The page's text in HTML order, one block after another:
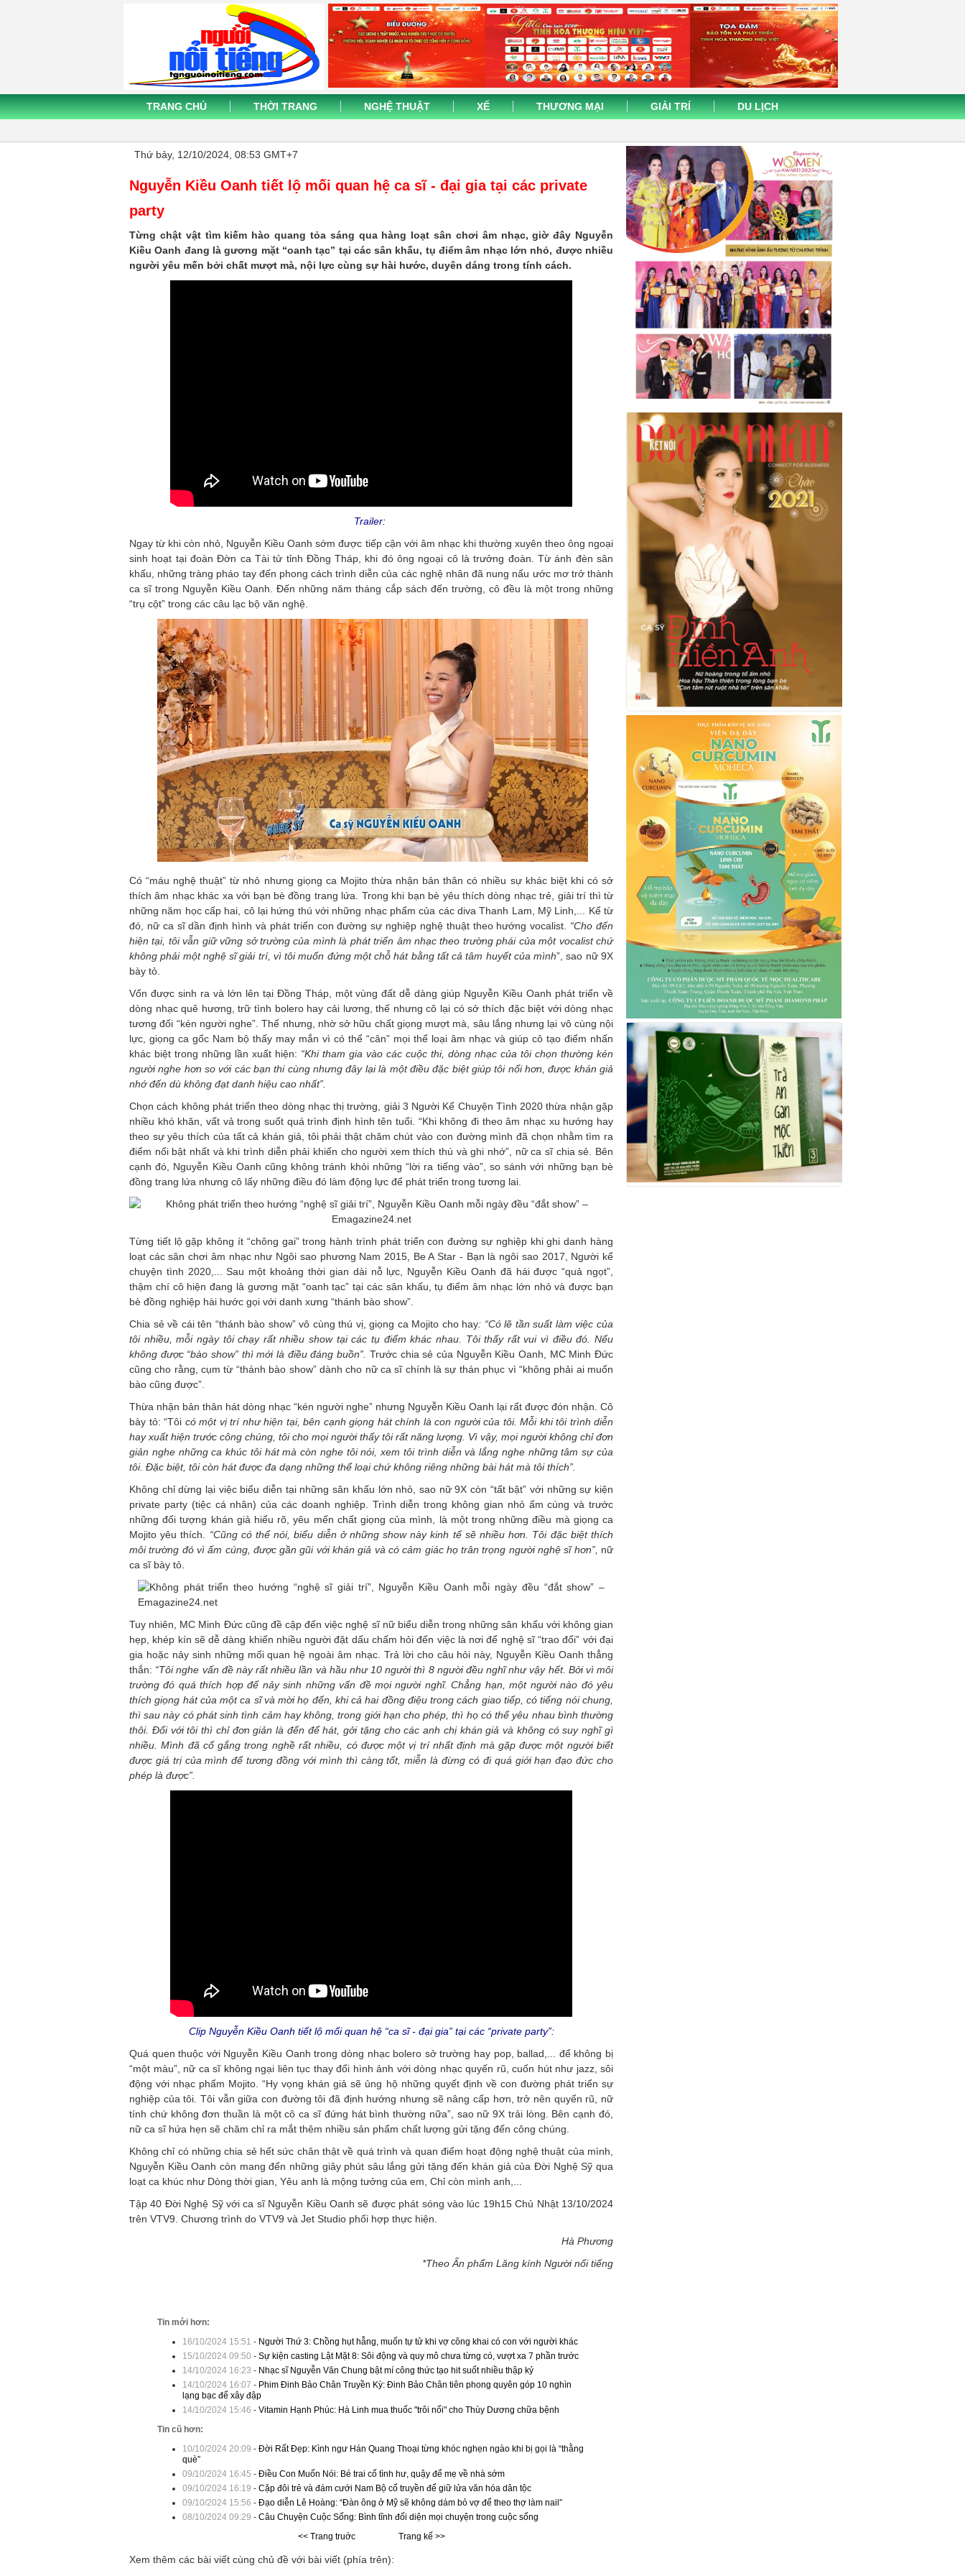
TRANG CHỦ THỜI TRANG NGHỆ THUẬT XẾ THƯƠNG MẠI GIẢI TRÍ DU LỊCH
Thứ bảy, 12/10/2024, 08:53 GMT+7
Nguyễn Kiều Oanh tiết lộ mối quan hệ ca sĩ - đại gia tại các private
party
Từng chật vật tìm kiếm hào quang tỏa sáng qua hàng loạt sân chơi âm nhạc, giờ đây Nguyễn
Kiều Oanh đang là gương mặt “oanh tạc” tại các sân khấu, tụ điểm âm nhạc lớn nhỏ, được nhiều
người yêu mến bởi chất mượt mà, nội lực cùng sự hài hước, duyên dáng trong tính cách.
Trailer:
Ngay từ khi còn nhỏ, Nguyễn Kiều Oanh sớm được tiếp cận với âm nhạc khi thường xuyên theo ông ngoại
sinh hoạt tại đoàn Đờn ca Tài tử tỉnh Đồng Tháp, khi đó ông ngoại cô là trưởng đoàn. Từ ánh đèn sân
khấu, những tràng pháo tay đến phong cách trình diễn của các nghệ nhân đã nung nấu ước mơ trở thành
ca sĩ trong Nguyễn Kiều Oanh. Đến những năm tháng cắp sách đến trường, cô đều là một trong những
“trụ cột” trong các câu lạc bộ văn nghệ.
Có “máu nghệ thuật” từ nhỏ nhưng giọng ca Mojito thừa nhận bản thân có nhiều sự khác biệt khi có sở
thích âm nhạc khác xa với bạn bè đồng trang lứa. Trong khi bạn bè yêu thích dòng nhạc trẻ, giải trí thì từ
những năm học cấp hai, cô lại hứng thú với những nhạc phẩm của các diva Thanh Lam, Mỹ Linh,... Kể từ
đó, nữ ca sĩ dần định hình và phát triển con đường sự nghiệp nghệ thuật theo hướng vocalist.
“Cho đến
hiện tại, tôi vẫn giữ vững sở trường của mình là phát triển âm nhạc theo trường phái của một vocalist chứ
không phải một nghệ sĩ giải trí, vì tôi muốn đứng một chỗ hát bằng tất cả tâm huyết của mình”, sao nữ 9X
bày tỏ.
Vốn được sinh ra và lớn lên tại Đồng Tháp, một vùng đất dễ dàng giúp Nguyễn Kiều Oanh phát triển về
dòng nhạc quê hương, trữ tình bolero hay cải lương, thế nhưng cô lại có sở thích đặc biệt với dòng nhạc
tương đối “kén người nghe”. Thế nhưng, nhờ sở hữu chất giọng mượt mà, sâu lắng nhưng lại vô cùng nội
lực, giọng ca gốc Nam bộ thấy may mắn vì có thể “cân” mọi thể loại âm nhạc và giúp cô tạo điểm nhấn
khác biệt trong những lần xuất hiện: “Khi tham gia vào các cuộc thi, dòng nhạc của tôi chọn thường kén
người nghe hơn so với các bạn thi cùng nhưng đây lại là một điều đặc biệt giúp tôi nổi hơn, được khán giả
nhớ đến dù không đạt danh hiệu cao nhất”.
Chọn cách không phát triển theo dòng nhạc thị trường, giải 3 Người Kể Chuyện Tình 2020 thừa nhận gặp
nhiều khó khăn, vất vả trong suốt quá trình định hình tên tuổi. “Khi không đi theo âm nhạc xu hướng hay
theo sự yêu thích của tất cả khán giả, tôi phải thật chăm chút vào con đường mình đã chọn nhằm tìm ra
điểm nổi bật nhất và khi trình diễn phải khiến cho người xem thích thú và ghi nhớ”, nữ ca sĩ chia sẻ. Bên
cạnh đó, Nguyễn Kiều Oanh cũng không tránh khỏi những “lời ra tiếng vào”, so sánh với những bạn bè
đồng trang lứa nhưng cô lấy những điều đó làm động lực để phát triển trong tương lai.
Từng tiết lộ gặp không ít “chông gai” trong hành trình phát triển con đường sự nghiệp khi ghi danh hàng
loạt các sân chơi âm nhạc như Ngôi sao phương Nam 2015, Be A Star - Bạn là ngôi sao 2017, Người kể
chuyện tình 2020,... Sau một khoảng thời gian dài nỗ lực, Nguyễn Kiều Oanh đã hái được “quả ngọt”,
thậm chí cô hiện đang là gương mặt “oanh tạc” tại các sân khấu, tụ điểm âm nhạc lớn nhỏ và được bạn
bè đồng nghiệp hài hước gọi với danh xưng “thánh bào show”.
Chia sẻ về cái tên “thánh bào show” vô cùng thú vị, giọng ca Mojito cho hay: “Có lẽ tần suất làm việc của
tôi nhiều, mỗi ngày tôi chạy rất nhiều show tại các tụ điểm khác nhau. Tôi thấy rất vui vì điều đó. Nếu
không được “bào show” thì mới là điều đáng buồn”. Trước chia sẻ của Nguyễn Kiều Oanh, MC Minh Đức
cũng cho rằng, cụm từ “thánh bào show” dành cho nữ ca sĩ chính là sự thán phục vì “không phải ai muốn
bào cũng được”.
Thừa nhận bản thân hát dòng nhạc “kén người nghe” nhưng Nguyễn Kiều Oanh lại rất được đón nhận. Cô
bày tỏ: “Tôi có một vị trí như hiện tại, bên cạnh giọng hát chính là con người của tôi. Mỗi khi tôi trình diễn
hay xuất hiện trước công chúng, tôi cho mọi người thấy tôi rất năng lượng. Vì vậy, mọi người không chỉ đơn
giản nghe những ca khúc tôi hát mà còn nghe tôi nói, xem tôi trình diễn và lắng nghe những tâm sự của
tôi. Đặc biệt, tôi còn hát được đa dạng những thể loại chứ không riêng những bài hát mà tôi thích”.
Không chỉ dừng lại việc biểu diễn tại những sân khấu lớn nhỏ, sao nữ 9X còn “tất bật” với những sự kiện
private party (tiệc cá nhân) của các doanh nghiệp. Trình diễn trong không gian nhỏ ấm cúng và trước
những đối tượng khán giả hiểu rõ, yêu mến chất giọng của mình, là một trong những điều mà giọng ca
Mojito yêu thích.
“Cũng có thể nói, biểu diễn ở những show này kinh tế sẽ nhiều hơn. Tôi đặc biệt thích
môi trường đó vì ấm cúng, được gần gũi với khán giả và có cảm giác họ trân trọng người nghệ sĩ hơn”, nữ
ca sĩ bày tỏ.
Tuy nhiên, MC Minh Đức cũng đề cập đến việc nghệ sĩ nữ biểu diễn trong những sân khấu với không gian
hẹp, khép kín sẽ dễ dàng khiến nhiều người đặt dấu chấm hỏi đến việc là nơi để nghệ sĩ “trao đổi” với đại
gia hoặc nảy sinh những mối quan hệ ngoài âm nhạc. Trả lời cho câu hỏi này, Nguyễn Kiều Oanh thẳng
thắn: “Tôi nghe vấn đề này rất nhiều lần và hầu như 10 người thì 8 người đều nghĩ như vậy hết. Bởi vì môi
trường đó quá thích hợp để nảy sinh những vấn đề mọi người nghĩ. Chẳng hạn, một người nào đó yêu
thích giọng hát của một ca sĩ và mời họ đến, khi cả hai đồng điệu trong cách giao tiếp, có tiếng nói chung,
thì sau này có phát sinh tình cảm hay không, trong giới hạn cho phép, thì họ có thể yêu nhau bình thường
thôi. Đối với tôi thì chỉ đơn giản là đến để hát, gởi tặng cho các anh chị khán giả và không có suy nghĩ gì
nhiều. Mình đã cố gắng trong nghề rất nhiều, có được một vị trí nhất định mà gặp được một người biết
được giá trị của mình để tương đồng với mình thì càng tốt, miễn là đừng có đi quá giới hạn đạo đức cho
phép là được”.
Clip Nguyễn Kiều Oanh tiết lộ mối quan hệ “ca sĩ - đại gia” tại các “private party”:
Quá quen thuộc với Nguyễn Kiều Oanh trong dòng nhạc bolero sở trường hay pop, ballad,... để không bị
“một màu”, nữ ca sĩ không ngại liên tục thay đổi hình ảnh với dòng nhạc quyến rũ, cuốn hút như jazz, sôi
động với nhạc phẩm Mojito. “Hy vọng khán giả sẽ ủng hộ những quyết định về con đường phát triển sự
nghiệp của tôi. Tôi vẫn giữa con đường tôi đã định hướng nhưng sẽ nâng cấp hơn, trở nên quyến rũ, nữ
tính chứ không đơn thuần là một cô ca sĩ đứng hát bình thường nữa”, sao nữ 9X trải lòng. Bên cạnh đó,
nữ ca sĩ hứa hẹn sẽ chăm chỉ ra mắt thêm nhiều sản phẩm chất lượng gửi tặng đến công chúng.
Không chỉ có những chia sẻ hết sức chân thật về quá trình và quan điểm hoạt động nghệ thuật của mình,
Nguyễn Kiều Oanh còn mang đến những giây phút sâu lắng gửi tặng đến khán giả của Đời Nghệ Sỹ qua
loạt ca khúc như Dòng thời gian, Yêu anh là mộng tưởng của em, Chỉ còn mình anh,...
Tập 40 Đời Nghệ Sỹ với ca sĩ Nguyễn Kiều Oanh sẽ được phát sóng vào lúc 19h15 Chủ Nhật 13/10/2024
trên VTV9. Chương trình do VTV9 và Jet Studio phối hợp thực hiện.
Hà Phương
*Theo Ấn phẩm Lăng kính Người nổi tiếng
Tin mới hơn:
16/10/2024 15:51 - Người Thứ 3: Chồng hụt hẫng, muốn tự tử khi vợ công khai có con với người khác
15/10/2024 09:50 - Sự kiện casting Lật Mặt 8: Sôi động và quy mô chưa từng có, vượt xa 7 phần trước
14/10/2024 16:23 - Nhạc sĩ Nguyễn Văn Chung bật mí công thức tạo hit suốt nhiều thập kỷ
14/10/2024 16:07 - Phim Đinh Bảo Chân Truyền Kỳ: Đinh Bảo Chân tiên phong quyên góp 10 nghìn
lạng bạc để xây đập
14/10/2024 15:46 - Vitamin Hạnh Phúc: Hà Linh mua thuốc "trôi nổi" cho Thùy Dương chữa bệnh
Tin cũ hơn:
10/10/2024 20:09 - Đời Rất Đẹp: Kình ngư Hán Quang Thoại từng khóc nghẹn ngào khi bị gọi là “thằng
què”
09/10/2024 16:45 - Điều Con Muốn Nói: Bé trai cố tình hư, quậy để mẹ về nhà sớm
09/10/2024 16:19 - Cặp đôi trẻ và đám cưới Nam Bộ cổ truyền để giữ lửa văn hóa dân tộc
09/10/2024 15:56 - Đạo diễn Lê Hoàng: “Đàn ông ở Mỹ sẽ không dám bỏ vợ để theo thợ làm nail”
08/10/2024 09:29 - Câu Chuyện Cuộc Sống: Bình tĩnh đối diện mọi chuyện trong cuộc sống
<< Trang truớc
Trang kế >>
Xem thêm các bài viết cùng chủ đề với bài viết (phía trên):